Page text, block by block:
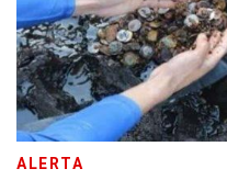
ALERTA